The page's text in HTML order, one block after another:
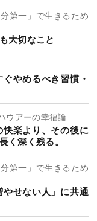
第一」で生きるため
大切なこと
やめるべき習慣・
ウアーの幸福論
楽より、その後に
く深く残る。
第一」で生きるため
やせない人」に共通